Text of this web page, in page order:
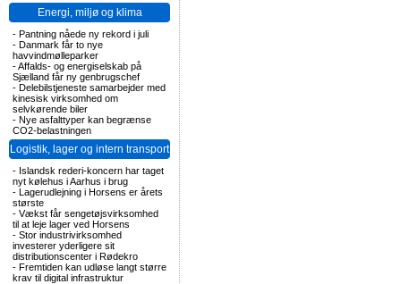
Energi, miljø og klima
- Pantning nåede ny rekord i juli
- Danmark får to nye
havvindmølleparker
-Affalds- og energiselskab på
Sjælland får ny genbrugschef
- Delebilstjeneste samarbejder med
kinesisk virksomhed om
selvkørende biler
- Nye asfalttyper kan begrænse
CO2-belastningen
Logistik, lager og intern transport
- Islandsk rederi-koncern har taget
nyt kølehus i Aarhus i brug
- Lagerudlejning i Horsens er årets
største
- Vækst får sengetøjsvirksomhed
til at leje lager ved Horsens
- Stor industrivirksomhed
investerer yderligere sit
distributionscenter i Rødekro
- Fremtiden kan udløse langt større
krav til digital infrastruktur